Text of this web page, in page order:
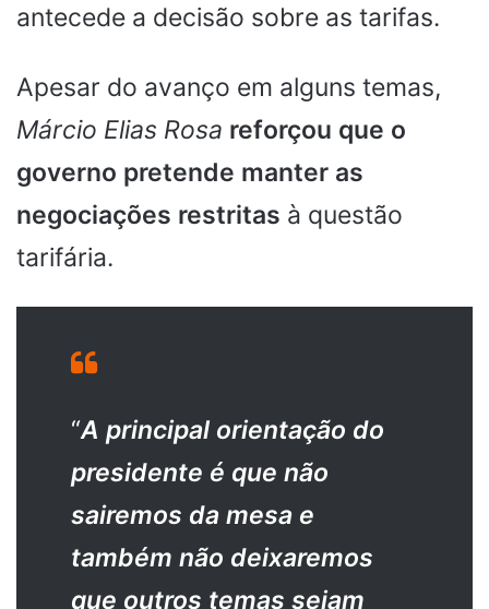
antecede a decisão sobre as tarifas.
Apesar do avanço em alguns temas,
Márcio Elias Rosa reforçou que o
governo pretende manter as
negociações restritas à questão
tarifária.
“A principal orientação do
presidente é que não
sairemos da mesa e
também não deixaremos
que outros temas sejam